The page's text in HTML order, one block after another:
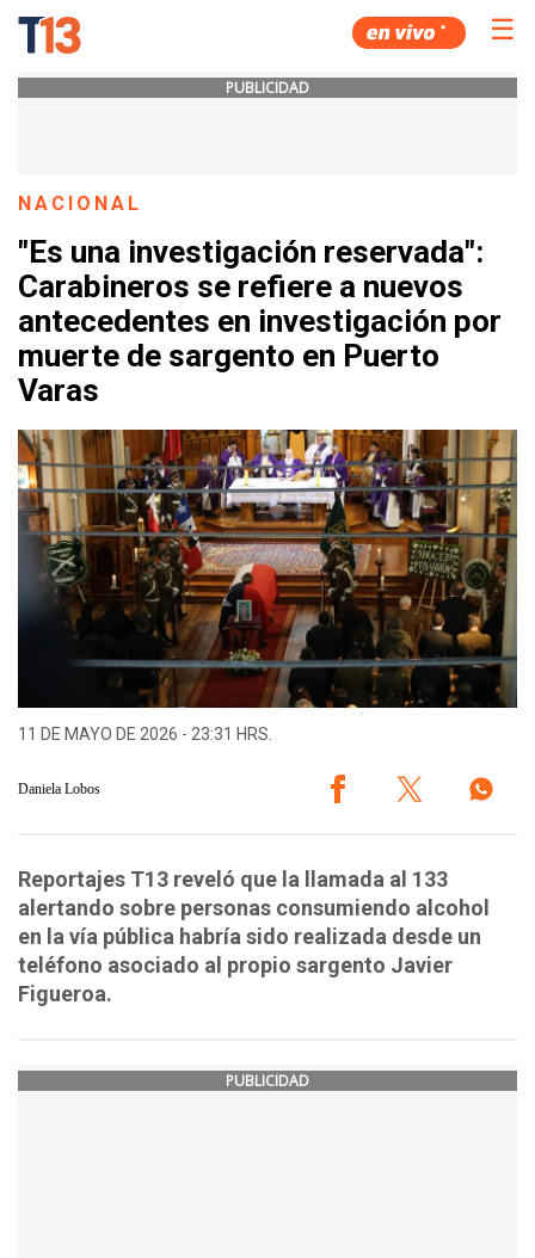
☰
PUBLICIDAD
NACIONAL
"Es una investigación reservada":
Carabineros se refiere a nuevos
antecedentes en investigación por
muerte de sargento en Puerto
Varas
11 DE MAYO DE 2026 - 23:31 HRS.
Daniela Lobos
Reportajes T13 reveló que la llamada al 133
alertando sobre personas consumiendo alcohol
en la vía pública habría sido realizada desde un
teléfono asociado al propio sargento Javier
Figueroa.
PUBLICIDAD